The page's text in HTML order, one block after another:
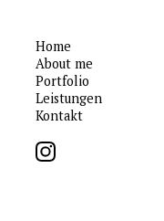
Home
About me
Portfolio
Leistungen
Kontakt